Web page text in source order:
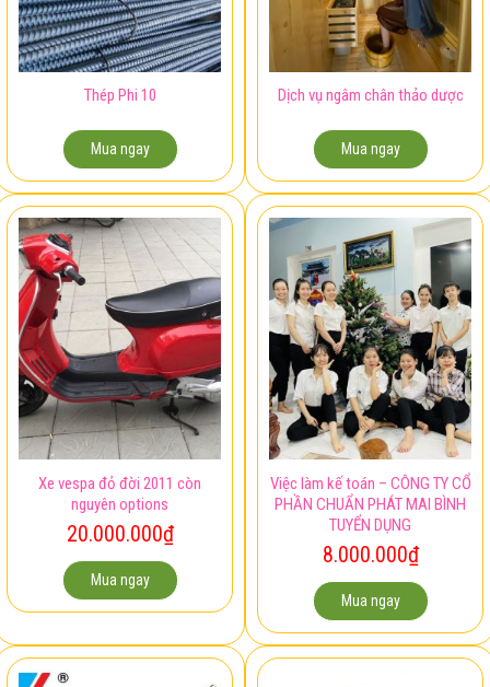
Xe vespa đỏ đời 2011 còn
nguyên options
20.000.000₫
Việc làm kế toán – CÔNG TY CỔ
PHẦN CHUẨN PHÁT MAI BÌNH
TUYỂN DỤNG
8.000.000₫